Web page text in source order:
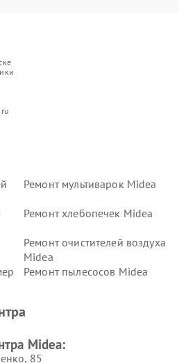
Ремонт мультиварок Midea
Ремонт хлебопечек Midea
Ремонт очистителей воздуха
Midea
Ремонт пылесосов Midea
Midea
Midea:
85